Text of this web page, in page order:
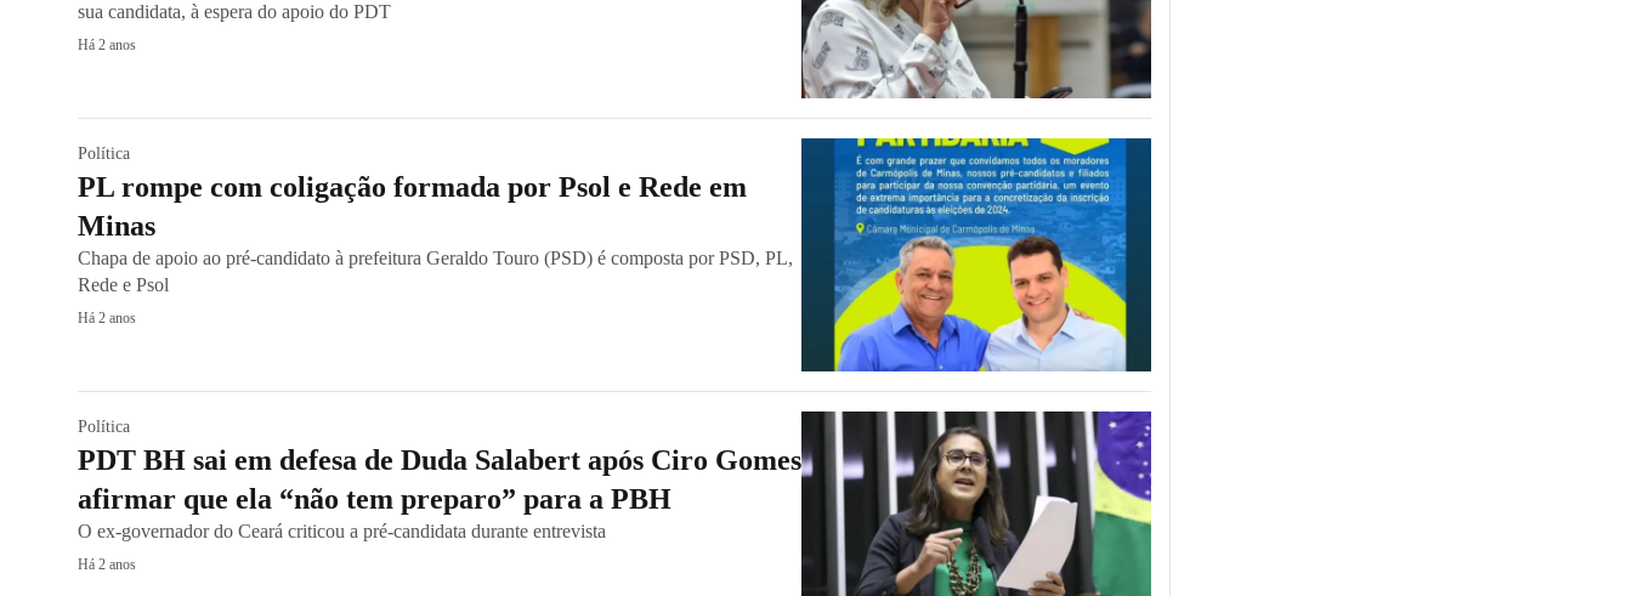
sua candidata, à espera do apoio do PDT
Há 2 anos
Política
PL rompe com coligação formada por Psol e Rede em
Minas
Chapa de apoio ao pré-candidato à prefeitura Geraldo Touro (PSD) é composta por PSD, PL,
Rede e Psol
Há 2 anos
Política
PDT BH sai em defesa de Duda Salabert após Ciro Gomes
afirmar que ela “não tem preparo” para a PBH
O ex-governador do Ceará criticou a pré-candidata durante entrevista
Há 2 anos